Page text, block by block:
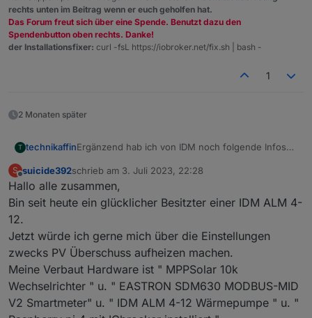
rechts unten im Beitrag wenn er euch geholfen hat.
Das Forum freut sich über eine Spende. Benutzt dazu den
Spendenbutton oben rechts. Danke!
der Installationsfixer: curl -fsL https://iobroker.net/fix.sh | bash -
1
2 Monaten später
T technikaffinErgänzend hab ich von IDM noch folgende Infos
Es gibt noch neu folgende RW Holding Register
(die in der PDF Doku aus dem vorigen Post sind
laut IDM veraltet):
Die Logik ist folgende:
Warmwasserbereitung (PV002) auf „Ja“ gestellt
werden. Wenn das Menü bei euch im Display an
der WP nicht sichtbar ist, muss man das erst vom
Servicetechniker freischalten lassen (war bei mir
so).
Überschuss betrieben wird, sind das die neuen
Ausschaltkriterien die erreicht werden müssen.
Wenn also z.B. normalerweise die WW-Ladung
Ausschalttemperatur mit 50°C hinterlegt ist, PV005
jedoch 55°C hinterlegt sind, regelt die WP bei
Netzbezug wie immer auf die 50°C, wenn jedoch
Man muss also nur einmal diese beiden Werte auf
eine gewünschte Zielgröße konfigurieren, und
danach nur noch den PV-Überschuss
signalisieren.
Wie man den PV-Überschuss signalisiert ist
Bei mir ist es im Sommer zum Beispiel so, dass die
WW-Temperatur eigentlich 24 Stunden lang total
stabil bleibt. Wenn wir dann morgens duschen fällt
Das muss man einfach mal ein paar Tage lange
S
Offline
suicide392schrieb am 3. Juli 2023, 22:28
zuletzt editiert von
Hallo alle zusammen,
Bin seit heute ein glücklicher Besitzter einer IDM ALM 4-
12.
Jetzt würde ich gerne mich über die Einstellungen
zwecks PV Überschuss aufheizen machen.
Meine Verbaut Hardware ist " MPPSolar 10k
Wechselrichter " u. " EASTRON SDM630 MODBUS-MID
V2 Smartmeter" u. " IDM ALM 4-12 Wärmepumpe " u. "